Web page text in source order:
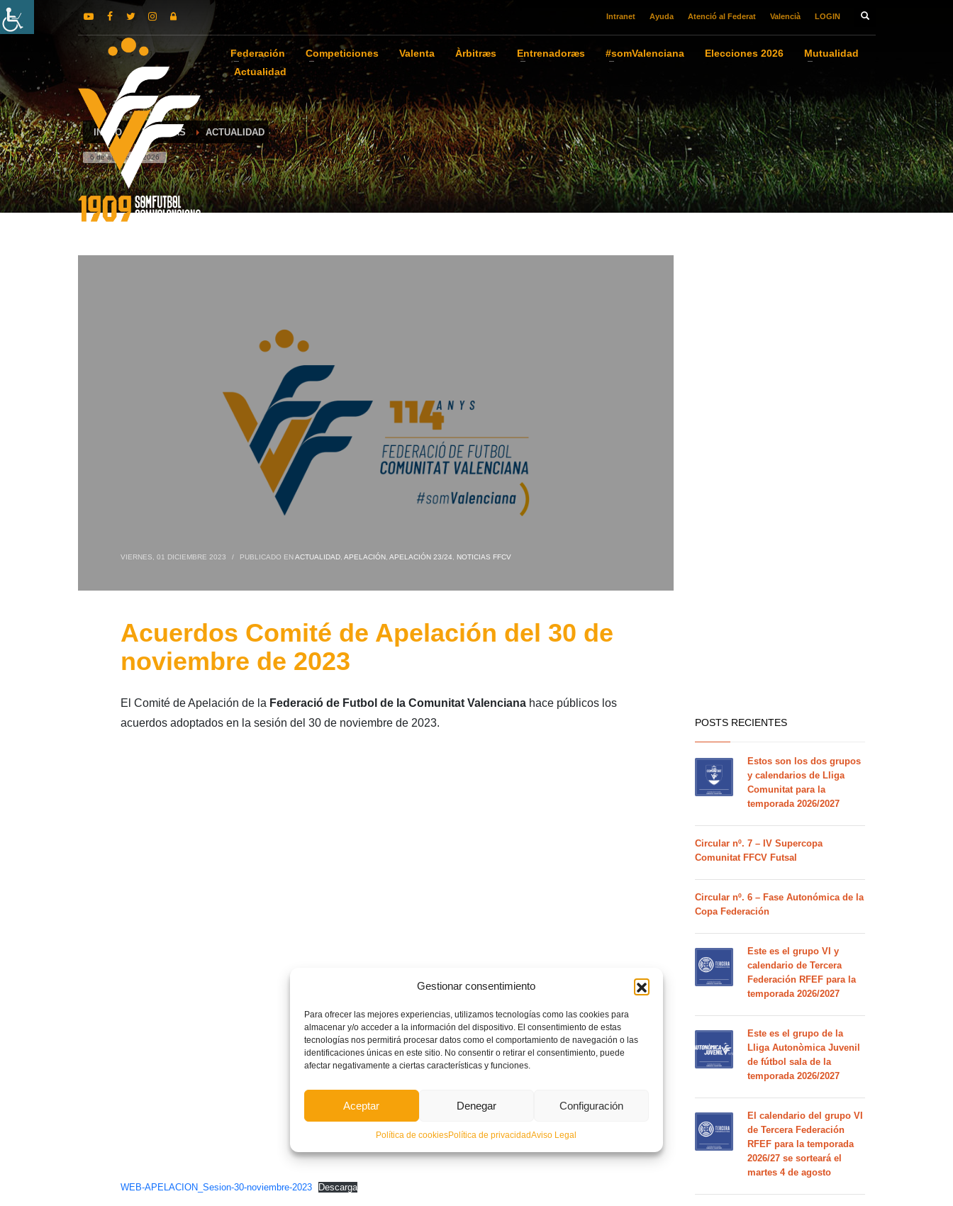
Gestionar consentimiento
Para ofrecer las mejores experiencias, utilizamos tecnologías como las cookies para
almacenar y/o acceder a la información del dispositivo. El consentimiento de estas
tecnologías nos permitirá procesar datos como el comportamiento de navegación o las
identificaciones únicas en este sitio. No consentir o retirar el consentimiento, puede
afectar negativamente a ciertas características y funciones.
Aceptar Denegar Configuración
Política de cookiesPolítica de privacidadAviso Legal
Intranet Ayuda Atenció al Federat Valencià LOGIN
Federación Competiciones Valenta Àrbitræs Entrenadoræs #somValenciana Elecciones 2026
Mutualidad
Actualidad
INICIO NOTICIAS ACTUALIDAD
6 de agosto de 2026
VIERNES, 01 DICIEMBRE 2023 / PUBLICADO ENACTUALIDAD, APELACIÓN, APELACIÓN 23/24 NOTICIAS FFCV
Acuerdos Comité de Apelación del 30 de
noviembre de 2023
El Comité de Apelación de la Federació de Futbol de la Comunitat Valencianahace públicos los
acuerdos adoptados en la sesión del 30 de noviembre de 2023.
WEB-APELACION_Sesion-30-noviembre-2023 Descarga
POSTS RECIENTES
Estos son los dos grupos
y calendarios de Lliga
Comunitat para la
temporada 2026/2027
Circular nº. 7 – IV Supercopa
Comunitat FFCV Futsal
Circular nº. 6 – Fase Autonómica de la
Copa Federación
Este es el grupo VI y
calendario de Tercera
Federación RFEF para la
temporada 2026/2027
Este es el grupo de la
Lliga Autonòmica Juvenil
de fútbol sala de la
temporada 2026/2027
El calendario del grupo VI
de Tercera Federación
RFEF para la temporada
2026/27 se sorteará el
martes 4 de agosto